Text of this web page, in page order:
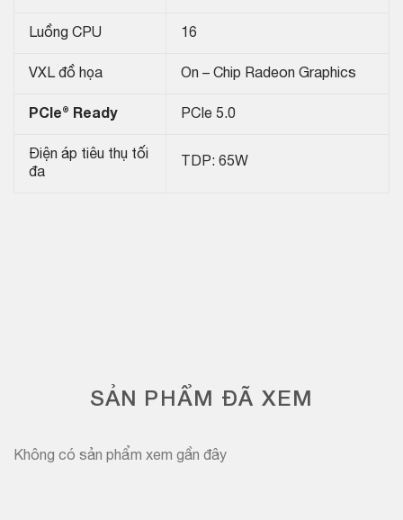
Luồng CPU 16
VXL đồ họa On – Chip Radeon Graphics
PCIe® Ready PCIe 5.0
Điện áp tiêu thụ tối
đa
TDP: 65W
SẢN PHẨM ĐÃ XEM
Không có sản phẩm xem gần đây